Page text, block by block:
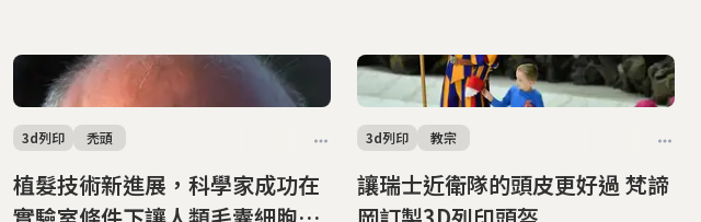
植髮技術新進展，科學家成功在
3d列印 禿頭
讓瑞士近衛隊的頭皮更好過 梵諦
3d列印 教宗